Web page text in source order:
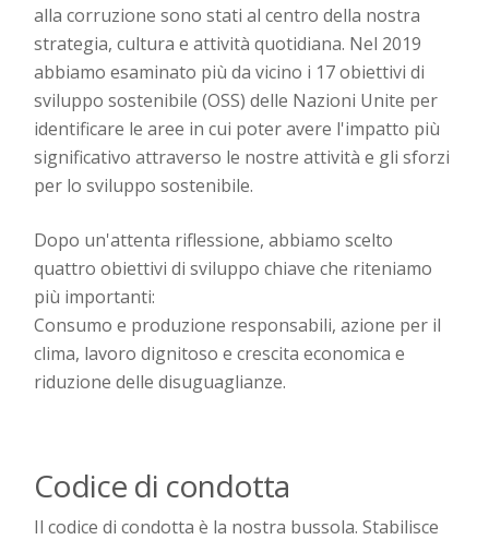
alla corruzione sono stati al centro della nostra
strategia, cultura e attività quotidiana. Nel 2019
abbiamo esaminato più da vicino i 17 obiettivi di
sviluppo sostenibile (OSS) delle Nazioni Unite per
identificare le aree in cui poter avere l'impatto più
significativo attraverso le nostre attività e gli sforzi
per lo sviluppo sostenibile.
Dopo un'attenta riflessione, abbiamo scelto
quattro obiettivi di sviluppo chiave che riteniamo
più importanti:
Consumo e produzione responsabili, azione per il
clima, lavoro dignitoso e crescita economica e
riduzione delle disuguaglianze.
Codice di condotta
Il codice di condotta è la nostra bussola. Stabilisce